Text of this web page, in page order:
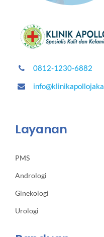
0812-1230-6882
Layanan
PMS
Andrologi
Ginekologi
Urologi